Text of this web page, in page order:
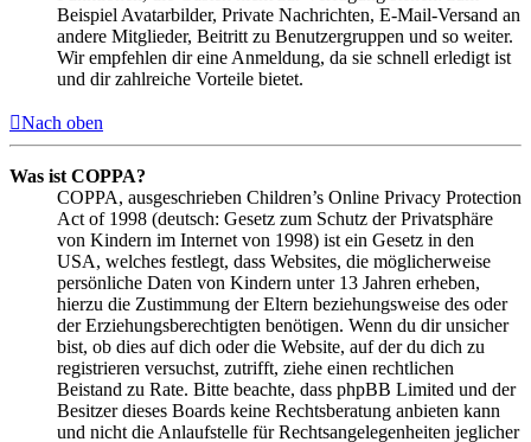
Beispiel Avatarbilder, Private Nachrichten, E-Mail-Versand an
andere Mitglieder, Beitritt zu Benutzergruppen und so weiter.
Wir empfehlen dir eine Anmeldung, da sie schnell erledigt ist
und dir zahlreiche Vorteile bietet.
Nach oben
Was ist COPPA?
COPPA, ausgeschrieben Children’s Online Privacy Protection
Act of 1998 (deutsch: Gesetz zum Schutz der Privatsphäre
von Kindern im Internet von 1998) ist ein Gesetz in den
USA, welches festlegt, dass Websites, die möglicherweise
persönliche Daten von Kindern unter 13 Jahren erheben,
hierzu die Zustimmung der Eltern beziehungsweise des oder
der Erziehungsberechtigten benötigen. Wenn du dir unsicher
bist, ob dies auf dich oder die Website, auf der du dich zu
registrieren versuchst, zutrifft, ziehe einen rechtlichen
Beistand zu Rate. Bitte beachte, dass phpBB Limited und der
Besitzer dieses Boards keine Rechtsberatung anbieten kann
und nicht die Anlaufstelle für Rechtsangelegenheiten jeglicher